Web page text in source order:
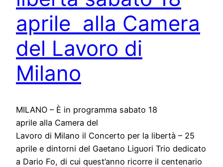
aprile alla Camera
del Lavoro di
Milano
MILANO – È in programma sabato 18
aprile alla Camera del
Lavoro di Milano il Concerto per la libertà – 25
aprile e dintorni del Gaetano Liguori Trio dedicato
a Dario Fo, di cui quest’anno ricorre il centenario